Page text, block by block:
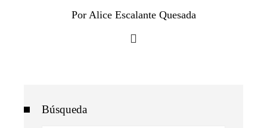
Por Alice Escalante Quesada
Búsqueda